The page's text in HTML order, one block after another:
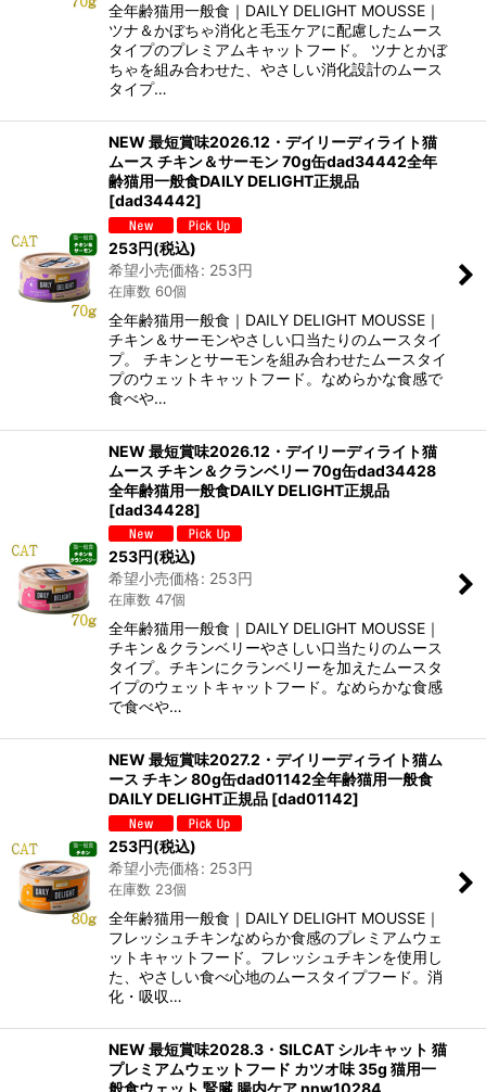
全年齢猫用一般食｜DAILY DELIGHT MOUSSE｜
ツナ＆かぼちゃ消化と毛玉ケアに配慮したムース
タイプのプレミアムキャットフード。 ツナとかぼ
ちゃを組み合わせた、やさしい消化設計のムース
タイプ…
NEW 最短賞味2026.12・デイリーディライト猫
ムース チキン＆サーモン 70g缶dad34442全年
齢猫用一般食DAILY DELIGHT正規品
[dad34442]
253円(税込)
希望小売価格: 253円
在庫数 60個
全年齢猫用一般食｜DAILY DELIGHT MOUSSE｜
チキン＆サーモンやさしい口当たりのムースタイ
プ。 チキンとサーモンを組み合わせたムースタイ
プのウェットキャットフード。なめらかな食感で
食べや…
NEW 最短賞味2026.12・デイリーディライト猫
ムース チキン＆クランベリー 70g缶dad34428
全年齢猫用一般食DAILY DELIGHT正規品
[dad34428]
253円(税込)
希望小売価格: 253円
在庫数 47個
全年齢猫用一般食｜DAILY DELIGHT MOUSSE｜
チキン＆クランベリーやさしい口当たりのムース
タイプ。チキンにクランベリーを加えたムースタ
イプのウェットキャットフード。なめらかな食感
で食べや…
NEW 最短賞味2027.2・デイリーディライト猫ム
ース チキン 80g缶dad01142全年齢猫用一般食
DAILY DELIGHT正規品 [dad01142]
253円(税込)
希望小売価格: 253円
在庫数 23個
全年齢猫用一般食｜DAILY DELIGHT MOUSSE｜
フレッシュチキンなめらか食感のプレミアムウェ
ットキャットフード。フレッシュチキンを使用し
た、やさしい食べ心地のムースタイプフード。消
化・吸収…
NEW 最短賞味2028.3・SILCAT シルキャット 猫
プレミアムウェットフード カツオ味 35g 猫用一